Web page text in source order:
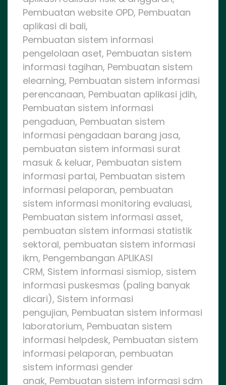
Pembuatan website OPD, Pembuatan
aplikasi di bali,
Pembuatan sistem informasi
pengelolaan aset, Pembuatan sistem
informasi tagihan, Pembuatan sistem
elearning, Pembuatan sistem informasi
perencanaan, Pembuatan aplikasi jdih,
Pembuatan sistem informasi
pengaduan, Pembuatan sistem
informasi pengadaan barang jasa,
pembuatan sistem informasi surat
masuk & keluar, Pembuatan sistem
informasi partai, Pembuatan sistem
informasi pelaporan, pembuatan
sistem informasi monitoring evaluasi,
Pembuatan sistem informasi asset,
pembuatan sistem informasi statistik
sektoral, pembuatan sistem informasi
ikm, Pengembangan APLIKASI
CRM, Sistem informasi sismiop, sistem
informasi puskesmas (paling banyak
dicari), Sistem informasi
pengujian, Pembuatan sistem informasi
laboratorium, Pembuatan sistem
informasi helpdesk, Pembuatan sistem
informasi pelaporan, pembuatan
sistem informasi gender
anak, Pembuatan sistem informasi sdm